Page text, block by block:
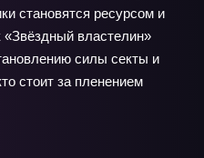
становятся ресурсом и
властелин»
силы секты и
стоит за пленением